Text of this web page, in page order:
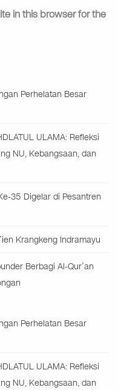
in this browser for the
Perhelatan Besar
ULAMA: Refleksi
NU, Kebangsaan, dan
35 Digelar di Pesantren
Krangkeng Indramayu
Berbagi Al-Qur’an
Perhelatan Besar
ULAMA: Refleksi
NU, Kebangsaan, dan